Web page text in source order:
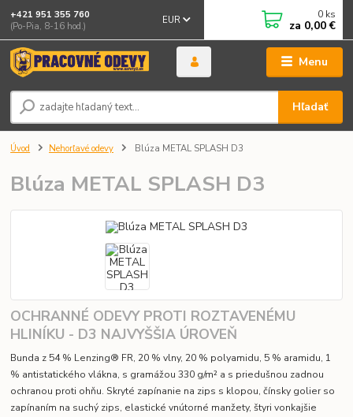
Menu
EUR
Hľadať
+421 951 355 760
(Po-Pia, 8-16 hod.)
0 ks
za 0,00 €
Úvod Nehorľavé odevy Blúza METAL SPLASH D3
Blúza METAL SPLASH D3
OCHRANNÉ ODEVY PROTI ROZTAVENÉMU
HLINÍKU - D3 NAJVYŠŠIA ÚROVEŇ
Bunda z 54 % Lenzing® FR, 20 % vlny, 20 % polyamidu, 5 % aramidu, 1
% antistatického vlákna, s gramážou 330 g/m² a s priedušnou zadnou
ochranou proti ohňu. Skryté zapínanie na zips s klopou, čínsky golier so
zapínaním na suchý zips, elastické vnútorné manžety, štyri vonkajšie